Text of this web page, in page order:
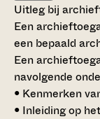
Uitleg bij
Een
een bepaald
Een
navolgende
• Kenmerken
• Inleiding op